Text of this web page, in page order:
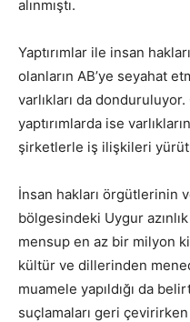
alınmıştı.
Yaptırımlar ile insan
olanların AB’ye seyahat
varlıkları da
yaptırımlarda ise
şirketlerle iş ilişkileri
İnsan hakları örgütlerinin
bölgesindeki Uygur
mensup en az bir milyon
kültür ve dillerinden
muamele yapıldığı da
suçlamaları geri